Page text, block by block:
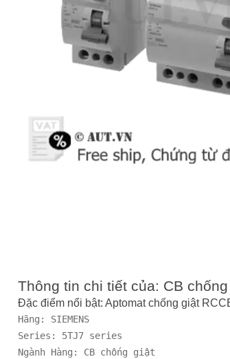
Thông tin chi tiết của: CB
Đặc điểm nổi bật: Aptomat chống giật
Hãng: SIEMENS
Series: 5TJ7 series
Ngành Hàng: CB chống giật